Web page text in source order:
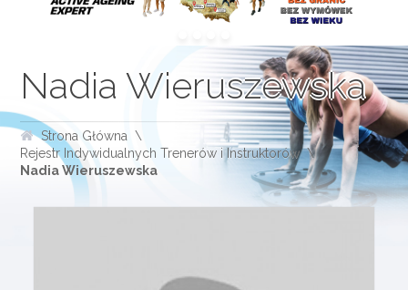
Nadia Wieruszewska
Strona Główna
Rejestr Indywidualnych Trenerów i Instruktorów
Nadia Wieruszewska